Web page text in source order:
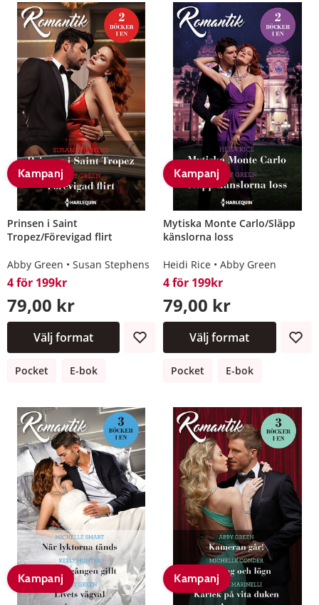
Kampanj
Prinsen i Saint
Tropez/Förevigad flirt
Abby Green Susan Stephens
4 för 199kr
79,00 kr
Välj format
Pocket E-bok
Kampanj
Mytiska Monte Carlo/Släpp
känslorna loss
Heidi Rice Abby Green
4 för 199kr
79,00 kr
Välj format
Pocket E-bok
Kampanj Kampanj